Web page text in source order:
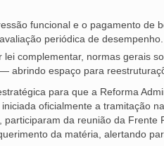
funcional e o pagamento de
periódica de desempenho.
complementar, normas gerais
abrindo espaço para
para que a Reforma
oficialmente a tramitação
da reunião da Frente
da matéria, alertando